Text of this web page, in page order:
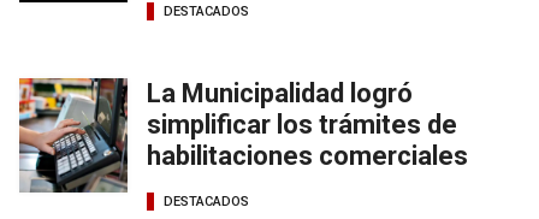
DESTACADOS
La Municipalidad logró
simplificar los trámites de
habilitaciones comerciales
DESTACADOS